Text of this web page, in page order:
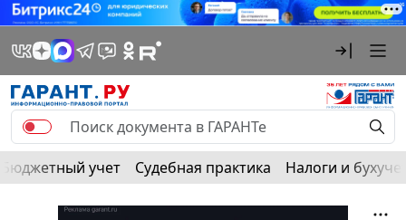
Бюджетный учет Судебная практика Налоги и